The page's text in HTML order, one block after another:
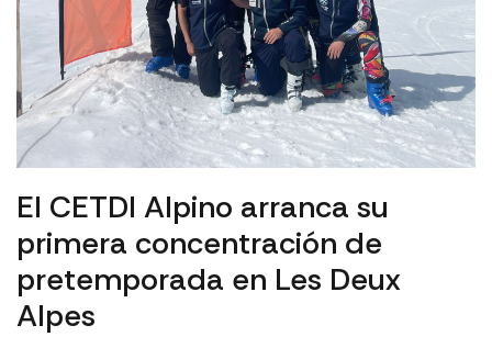
El CETDI Alpino arranca su
primera concentración de
pretemporada en Les Deux
Alpes